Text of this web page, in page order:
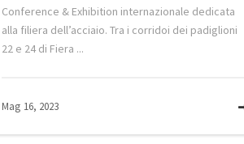
Conference & Exhibition internazionale dedicata
alla filiera dell’acciaio. Tra i corridoi dei padiglioni
22 e 24 di Fiera ...
Mag 16, 2023